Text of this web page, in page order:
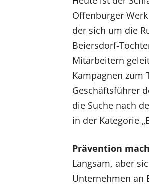
Offenburger
der sich um die
Beiersdorf-
Mitarbeitern
Kampagnen zum
Geschäftsführer
die Suche nach
in der Kategorie
Prävention
Langsam, aber
Unternehmen an